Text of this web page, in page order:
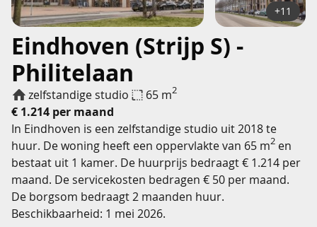
Eindhoven (Strijp S) -
Philitelaan
zelfstandige studio 65 m2
€ 1.214 per maand
+11
In Eindhoven is een zelfstandige studio uit 2018 te
huur. De woning heeft een oppervlakte van 65 m2 en
bestaat uit 1 kamer. De huurprijs bedraagt € 1.214 per
maand. De servicekosten bedragen € 50 per maand.
De borgsom bedraagt 2 maanden huur.
Beschikbaarheid: 1 mei 2026.